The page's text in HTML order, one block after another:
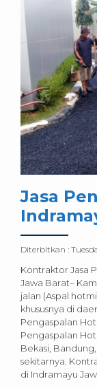
Jasa
Diterbitkan :
Kontraktor Jasa
Jawa Barat–
jalan (Aspal
khususnya di
Pengaspalan
Pengaspalan
Bekasi,
sekitarnya.
di Indramayu